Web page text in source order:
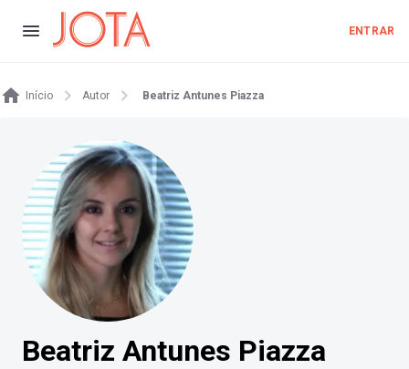
ENTRAR
Início Autor Beatriz Antunes Piazza
Beatriz Antunes Piazza